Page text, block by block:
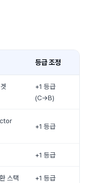
등급 조정
+1 등급
(C→B)
+1 등급
+1 등급
스택 +1 등급